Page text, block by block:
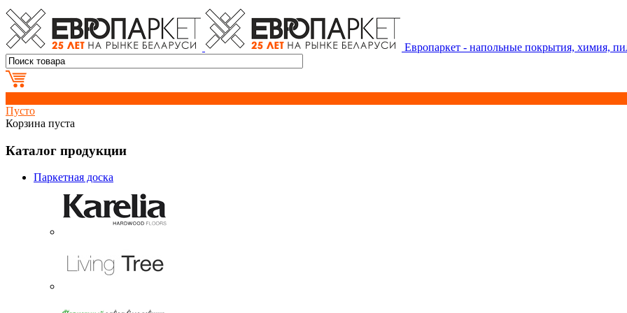
Европаркет - напольные покрытия, химия,
Пусто
Корзина пуста
Каталог продукции
Паркетная доска